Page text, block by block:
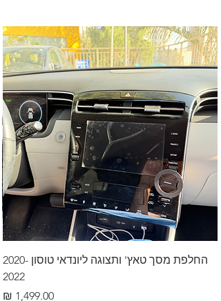
החלפת מסך טאץ' ותצוגה ליונדאי טוסון 2020-
2022
מחיר